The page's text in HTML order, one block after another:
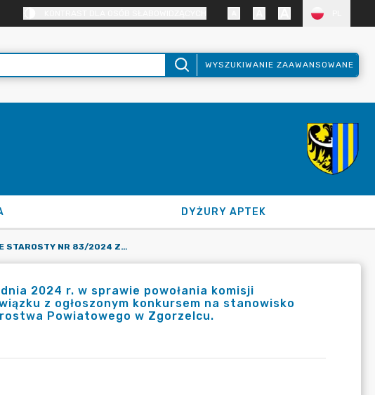
WYSZUKIWANIE ZAAWANSOWANE
DYŻURY APTEK
ZARZĄDZENIE STAROSTY NR 83/2024 Z DNIA 9 GRUDNIA 2024 R. W SPRAWIE POWOŁANIA KOMISJI REKRUTACYJNEJ DO PRZEPROWADZENIA NABORU W ZWIĄZKU Z OGŁOSZONYM KONKURSEM NA STANOWISKO REFERENTA W WYDZIALE BUDŻETU I FINANSÓW STAROSTWA POWIATOWEGO W ZGORZELCU.
2024 r. w sprawie powołania komisji
z ogłoszonym konkursem na stanowisko
Powiatowego w Zgorzelcu.